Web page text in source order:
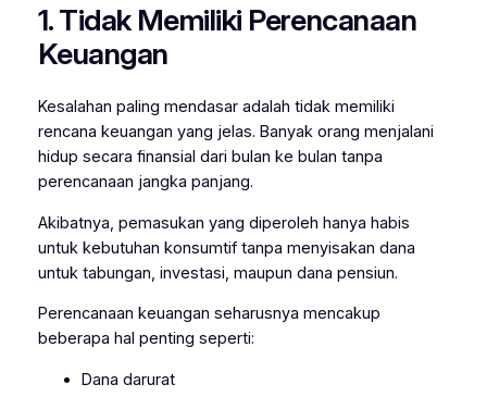
1. Tidak Memiliki Perencanaan
Keuangan
Kesalahan paling mendasar adalah tidak memiliki
rencana keuangan yang jelas. Banyak orang menjalani
hidup secara finansial dari bulan ke bulan tanpa
perencanaan jangka panjang.
Akibatnya, pemasukan yang diperoleh hanya habis
untuk kebutuhan konsumtif tanpa menyisakan dana
untuk tabungan, investasi, maupun dana pensiun.
Perencanaan keuangan seharusnya mencakup
beberapa hal penting seperti:
Dana darurat